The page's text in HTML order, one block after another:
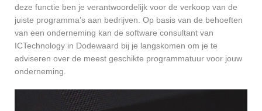
deze functie ben je verantwoordelijk voor de verkoop van de
juiste programma’s aan bedrijven. Op basis van de behoeften
van een onderneming kan de software consultant van
ICTechnology in Dodewaard bij je langskomen om je te
adviseren over de meest geschikte programmatuur voor jouw
onderneming.